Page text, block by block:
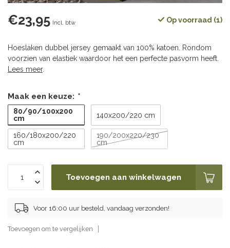
€23,95 Incl. btw Op voorraad (1)
Hoeslaken dubbel jersey gemaakt van 100% katoen. Rondom
voorzien van elastiek waardoor het een perfecte pasvorm heeft.
Lees meer.
Maak een keuze: *
80/90/100x200
cm
140x200/220 cm
160/180x200/220
cm
190/200x220/230
cm
Toevoegen aan winkelwagen
Voor 16:00 uur besteld, vandaag verzonden!
Toevoegen om te vergelijken